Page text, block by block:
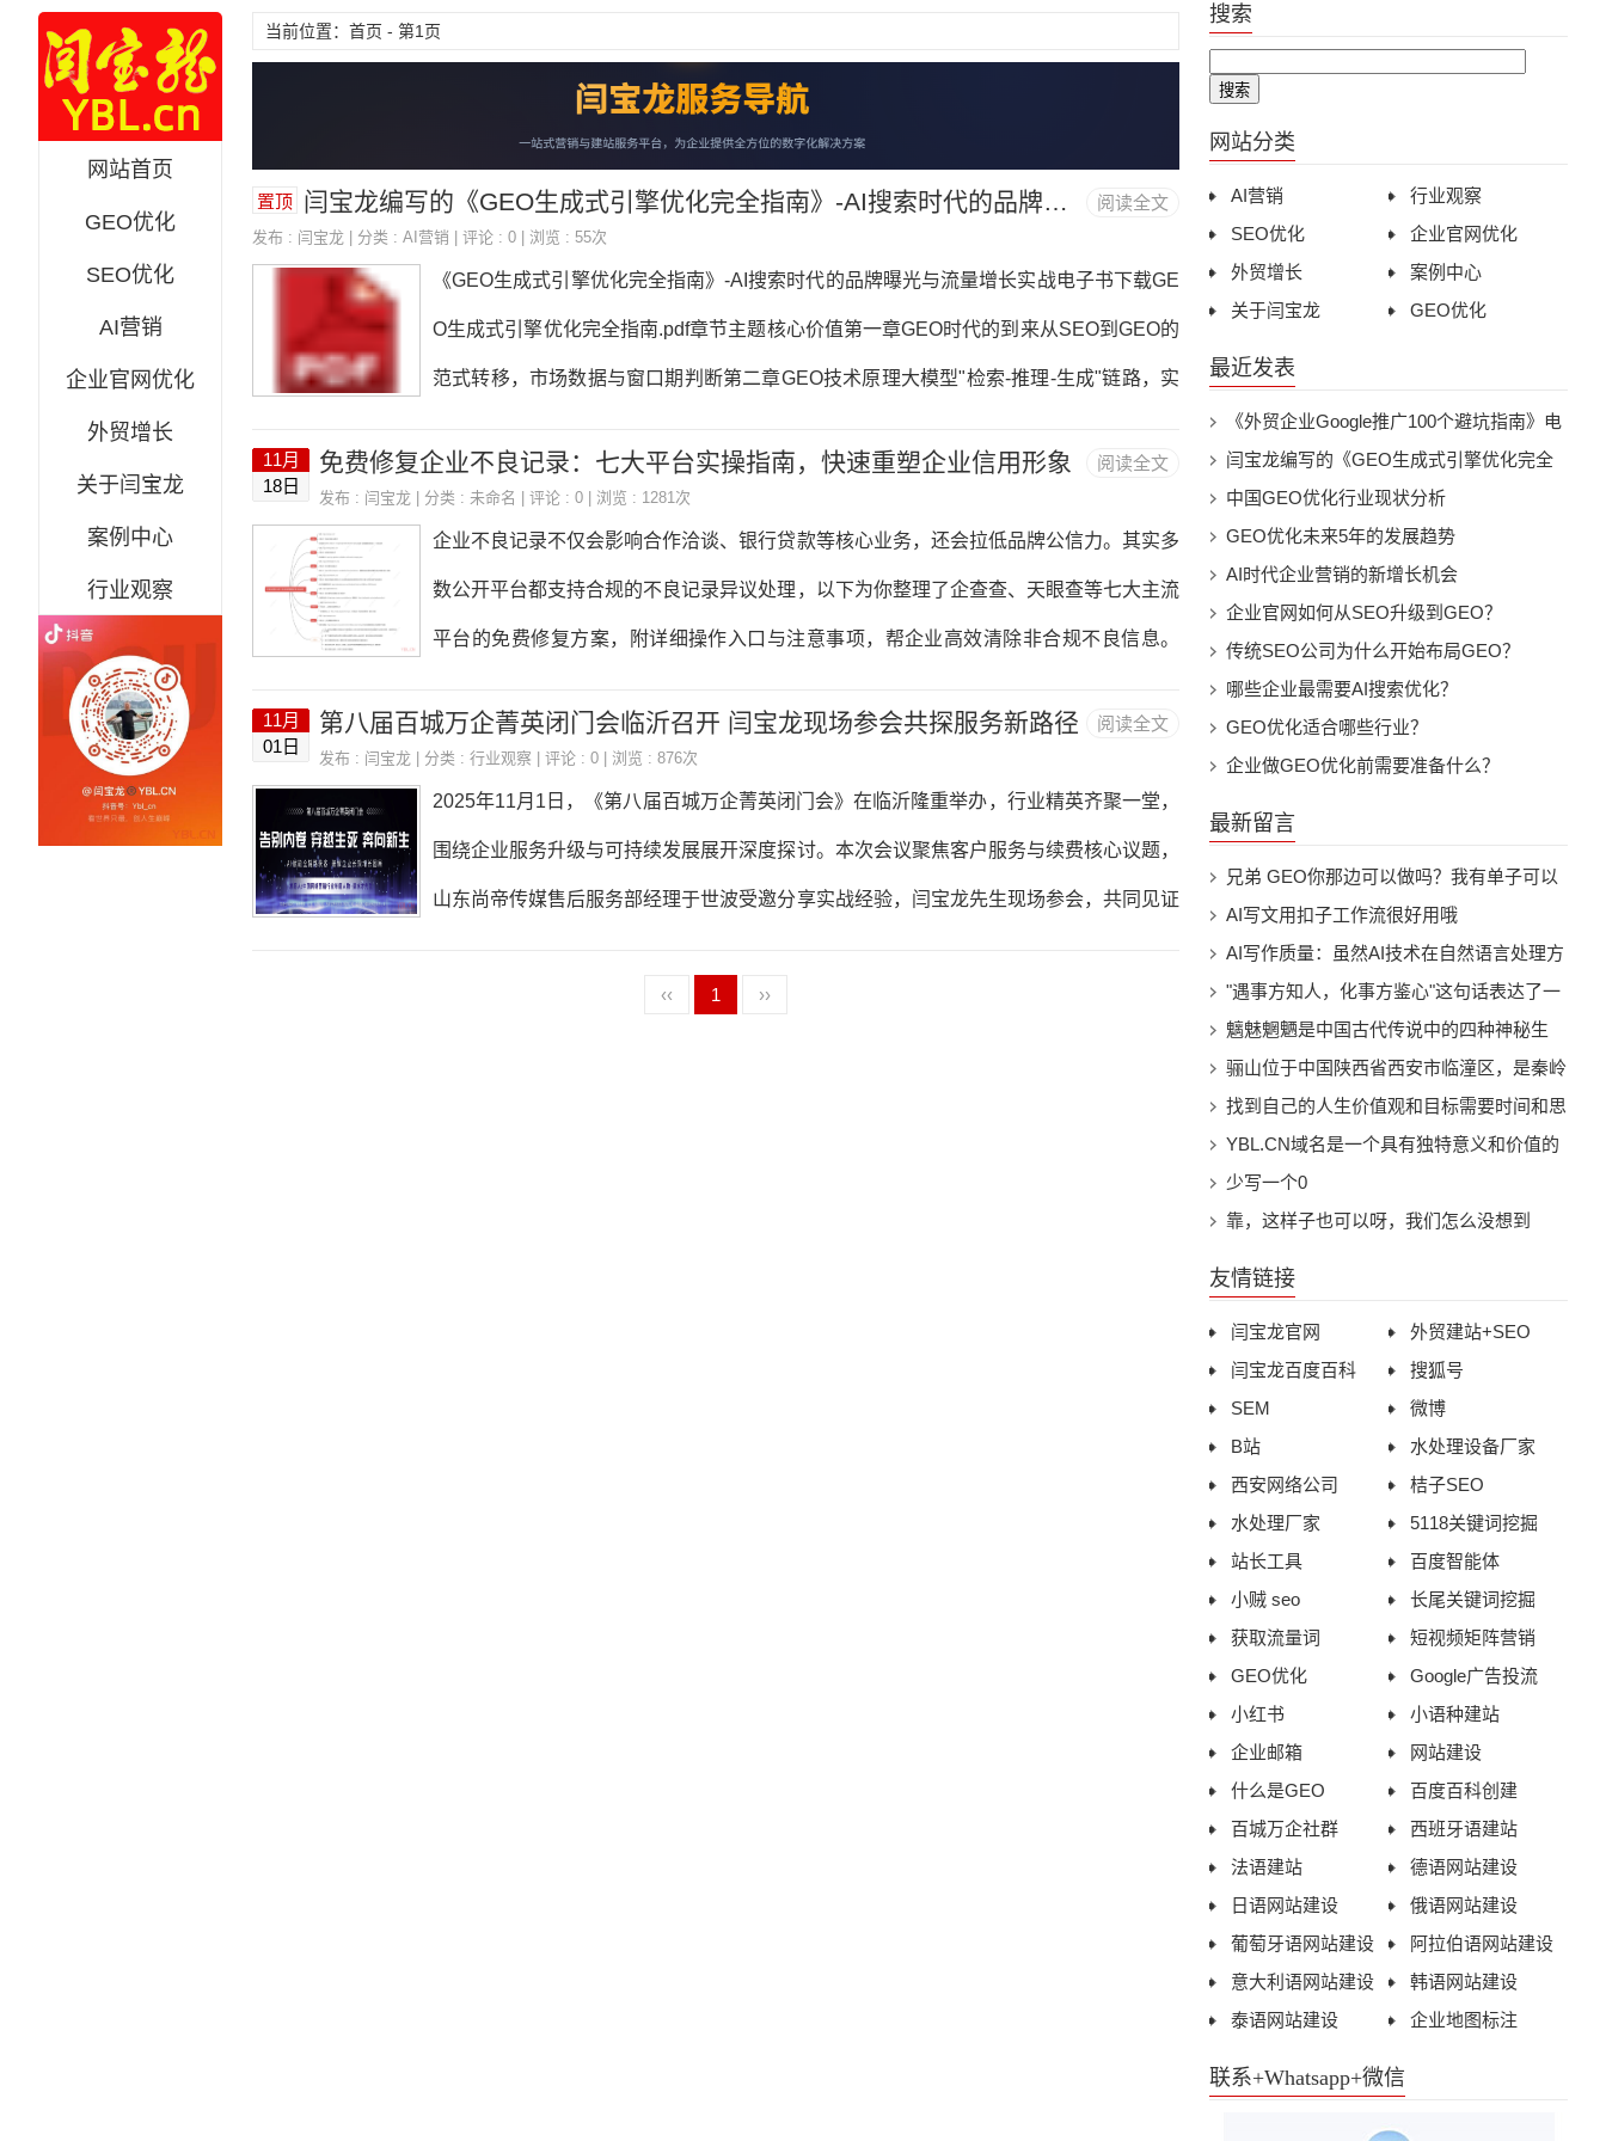
网站首页
GEO优化
SEO优化
AI营销
企业官网优化
外贸增长
关于闫宝龙
案例中心
行业观察
当前位置：首页 - 第1页
阅读全文
置顶 闫宝龙编写的《GEO生成式引擎优化完全指南》-AI搜索时代的品牌曝光与流量增长实战3.5万字电子书下载
发布 : 闫宝龙 | 分类 : AI营销 | 评论 : 0 | 浏览 : 55次
《GEO生成式引擎优化完全指南》-AI搜索时代的品牌曝光与流量增长实战电子书下载GE
O生成式引擎优化完全指南.pdf章节主题核心价值第一章GEO时代的到来从SEO到GEO的
范式转移，市场数据与窗口期判断第二章GEO技术原理大模型"检索-推理-生成"链路，实
内容矩阵第四章结构化数据与SchemaJSON-LD实战部署，8大核心Schema类型详解第
阅读全文
11月
18日
免费修复企业不良记录：七大平台实操指南，快速重塑企业信用形象
发布 : 闫宝龙 | 分类 : 未命名 | 评论 : 0 | 浏览 : 1281次
企业不良记录不仅会影响合作洽谈、银行贷款等核心业务，还会拉低品牌公信力。其实多
数公开平台都支持合规的不良记录异议处理，以下为你整理了企查查、天眼查等七大主流
平台的免费修复方案，附详细操作入口与注意事项，帮企业高效清除非合规不良信息。
址：https://www.qcc.com/修复入口：https://help.qcc.com/spt/support/handle-dissent操作
阅读全文
11月
01日
第八届百城万企菁英闭门会临沂召开 闫宝龙现场参会共探服务新路径
发布 : 闫宝龙 | 分类 : 行业观察 | 评论 : 0 | 浏览 : 876次
2025年11月1日，《第八届百城万企菁英闭门会》在临沂隆重举办，行业精英齐聚一堂，
围绕企业服务升级与可持续发展展开深度探讨。本次会议聚焦客户服务与续费核心议题，
山东尚帝传媒售后服务部经理于世波受邀分享实战经验，闫宝龙先生现场参会，共同见证
的基石作用。他指出，服务团队必须养成真正为客户负责的心态，态度是服务的第一名
‹‹ 1 ››
搜索
网站分类
AI营销
行业观察
SEO优化
企业官网优化
外贸增长
案例中心
关于闫宝龙
GEO优化
最近发表
《外贸企业Google推广100个避坑指南》电
子书下载pdf版
闫宝龙编写的《GEO生成式引擎优化完全
指南》-AI搜索时代的品牌曝光与流量增长
实战3.5万字电子书下载
中国GEO优化行业现状分析
GEO优化未来5年的发展趋势
AI时代企业营销的新增长机会
企业官网如何从SEO升级到GEO？
传统SEO公司为什么开始布局GEO？
哪些企业最需要AI搜索优化？
GEO优化适合哪些行业？
企业做GEO优化前需要准备什么？
最新留言
兄弟 GEO你那边可以做吗？我有单子可以
甩你吗
AI写文用扣子工作流很好用哦
AI写作质量：虽然AI技术在自然语言处理方
面取得了显著进展，但目前的AI写作水平仍
然有限。AI生成的内容可能缺乏创意、独特
性和深度，这可能会影响网站的用户体验和
搜索引擎排名。
"遇事方知人，化事方鉴心"这句话表达了一
个人在面对事情时才能真正了解另一个人的
本质，以及在处理事情的过程中才能观察到
一个人内心的品质。这句话强调了实践和经
历在了解他人和检验自己品质方面的重要
性。 从这个角度来看，这句话具有一定的
现实意义。在日常生活中，我们往往通过与
一个人的性格、能力和价值观。同样，我们
在处理事情的过程中，也能从自己的行为和
决策中了解到自己的内心世界和价值观。
然而，这句话也存在一定的局限性。首先，
它过于强调了事情对了解他人和自己的决定
性作用，而忽略了其他途径，如沟通、观察
和了解他人的历史经验等。其次，这句话可
能过于悲观地看待人性，因为它暗示了只有
在遇到问题时才能看清一个人的真面目。
总的来说，"遇事方知人，化事方鉴心"这句
话在一定程度上反映了实践和经历对于了解
他人和认识自己的重要性，但在应用时也应
结合其他方法，以更全面地了解一个人。
魑魅魍魉是中国古代传说中的四种神秘生
物，分别代表着不同的妖怪或鬼怪。这些词
语通常用来形容各种邪恶、诡异的事物。 1.
魑（chī）：据说是一种吃人的山神，形象
为人脸、狮身、熊爪、蛇尾的怪物。也有人
认为魑是指山林中的鬼怪。 2. 魅（mèi）：
象出现，以诱惑男子并吞食其精气。魅也可
以指具有魔力的物品，如宝剑、古董等。 3.
魍（wǎng）：一种水中的鬼怪，据说会引
发洪水、潮汐等灾害。魍也可以指代邪恶的
小人。 4. 魉（liǎng）：一种土地之神，形
象为人脸、鸟身、蛇尾的怪物。据说魍魉会
给人带来疾病和灾难。 这四种神秘生物在
中国传统文化中经常被用来象征邪恶、诡异
的事物。在许多文学作品和民间传说中，魑
魅魍魉都会以各种形式出现，给人们带来惊
悚和恐惧。
骊山位于中国陕西省西安市临潼区，是秦岭
山脉的一个支脉。骊山以其秀丽的风景和丰
富的历史文化遗产而著名。春天的骊山更是
美不胜收，万物复苏，生机盎然。
找到自己的人生价值观和目标需要时间和思
考。以下是一些建议，可以帮助你在这个过
程中找到方向： 1. 自我反思：花时间思考
自己的兴趣、优点、弱点和经验。思考这些
欢做什么？我擅长什么？我在哪些方面需要
改进？ 2. 探索和学习：不断学习新知识和
技能，尝试新的活动和经历。这将帮助你发
现自己的热情和潜力。 3. 寻求灵感：阅读
传记、观看纪录片或与成功人士交流，了解
他们的价值观和目标。这可能会激发你的灵
感，帮助你找到自己的方向。 4. 设定目
标：为自己设定短期和长期目标，这将有助
于你明确自己的价值观和目标。确保这些目
标与你的价值观相符，并定期评估和调整它
们。 5. 与他人交流：与亲朋好友、同事或
导师分享你的想法和感受。他们可能会给你
提供有价值的建议和反馈。 6. 写日记：将
你的思考、感受和经历记录下来。这将帮助
你更好地理解自己，并在回顾时发现潜在的
价值观和目标。 7. 寻求专业帮助：如果你
觉得难以确定自己的价值观和目标，可以寻
求心理咨询师或职业顾问的帮助。他们可以
提供专业的建议和指导。 最后，请记住，
找到自己的人生价值观和目标是一个持续的
过程。随着时间和经历的增长，你的价值观
和目标可能会发生变化。保持开放的心态，
YBL.CN域名是一个具有独特意义和价值的
域名。其中，“YBL”是闫宝龙姓名的首字母
缩写，而“.CN”代表中国，是中国的国家顶
个人特色，又体现了中国元素。对于闫宝龙
而言，YBL.CN域名是他个人品牌的重要组
成部分。这个域名不仅易于记忆和传播，还
能有效地将闫宝龙的个人形象与专业领域相
结合，提升其在网络上的知名度和影响力。
通过YBL.CN这个域名，闫宝龙可以更好地
展示自己的专业能力和个人魅力，吸引更多
潜在的合作伙伴和客户。此外，YBL.CN域
名的价值还体现在其稀缺性和市场潜力上。
三字母的中文域名在市场上非常罕见，因此
具有很高的投资价值和商业潜力。对于想要
进入中国市场或者拓展中国业务的公司和个
人而言，拥有一个像YBL.CN这样的优质域
名无疑是一个巨大的优势。总的来说，YB
L.CN域名是一个具有独特意义、高价值且
易于记忆和传播的域名，对于闫宝龙个人品
牌的推广和发展具有重要意义。
少写一个0
靠，这样子也可以呀，我们怎么没想到
友情链接
闫宝龙官网
外贸建站+SEO
闫宝龙百度百科
搜狐号
SEM
微博
B站
水处理设备厂家
西安网络公司
桔子SEO
水处理厂家
5118关键词挖掘
站长工具
百度智能体
小贼 seo
长尾关键词挖掘
获取流量词
短视频矩阵营销
GEO优化
Google广告投流
小红书
小语种建站
企业邮箱
网站建设
什么是GEO
百度百科创建
百城万企社群
西班牙语建站
法语建站
德语网站建设
日语网站建设
俄语网站建设
葡萄牙语网站建设
阿拉伯语网站建设
意大利语网站建设
韩语网站建设
泰语网站建设
企业地图标注
联系+Whatsapp+微信